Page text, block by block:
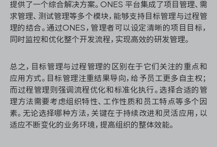
提供了一个综合解决方案。ONES 平台集成了项目管理、需
求管理、测试管理等多个模块，能够支持目标管理与过程管
理的结合。通过ONES，管理者可以设定清晰的项目目标，
同时监控和优化整个开发流程，实现高效的研发管理。
总之，目标管理与过程管理的区别在于它们关注的重点和
应用方式。目标管理注重结果导向，给予员工更多自主权；
而过程管理则强调流程优化和标准化执行。选择合适的管
理方法需要考虑组织特性、工作性质和员工特点等多个因
素。无论选择哪种方法，关键在于持续改进和灵活应用，以
适应不断变化的业务环境，提高组织的整体效能。